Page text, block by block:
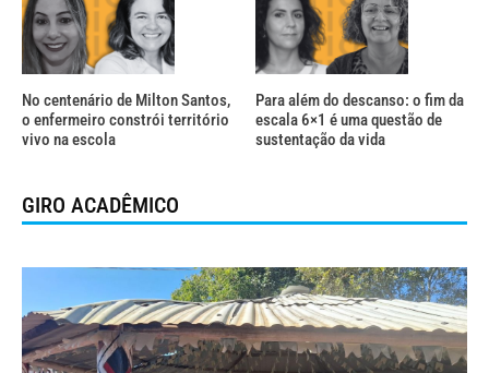
No centenário de Milton Santos,
o enfermeiro constrói território
vivo na escola
Para além do descanso: o fim da
escala 6×1 é uma questão de
sustentação da vida
GIRO ACADÊMICO